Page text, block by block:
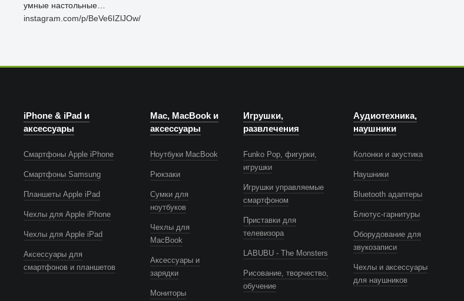
умные настольные…
instagram.com/p/BeVe6IZlJOw/
iPhone & iPad и
аксессуары
Смартфоны Apple iPhone
Смартфоны Samsung
Планшеты Apple iPad
Чехлы для Apple iPhone
Чехлы для Apple iPad
Аксессуары для
смартфонов и планшетов
Mac, MacBook и
аксессуары
Ноутбуки MacBook
Рюкзаки
Сумки для
ноутбуков
Чехлы для
MacBook
Аксессуары и
зарядки
Мониторы
Игрушки,
развлечения
Funko Pop, фигурки,
игрушки
Игрушки управляемые
смартфоном
Приставки для
телевизора
LABUBU - The Monsters
Рисование, творчество,
обучение
Аудиотехника,
наушники
Колонки и акустика
Наушники
Bluetooth адаптеры
Блютус-гарнитуры
Оборудование для
звукозаписи
Чехлы и аксессуары
для наушников